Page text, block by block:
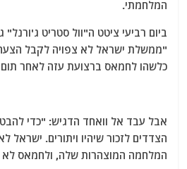
המלחמתי.
ביום רביעי ציטט ה"וול סטריט
"ממשלת ישראל לא צפויה לקבל
כלשהו לחמאס ברצועת עזה לאחר
אבל עבד אל וואחד הדגיש: "כדי
הצדדים לזכור שיהיו ויתורים.
המלחמה המוצהרות שלה, ולחמאס לא